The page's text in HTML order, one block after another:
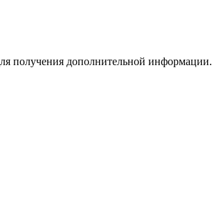
получения дополнительной информации.